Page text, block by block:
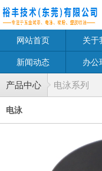
网站首页 关于
新闻动态 办公
产品中心 电泳系列
电泳